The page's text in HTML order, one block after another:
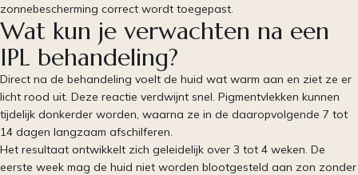
zonnebescherming correct wordt toegepast.
Wat kun je verwachten na een
IPL behandeling?
Direct na de behandeling voelt de huid wat warm aan en ziet ze er
licht rood uit. Deze reactie verdwijnt snel. Pigmentvlekken kunnen
tijdelijk donkerder worden, waarna ze in de daaropvolgende 7 tot
14 dagen langzaam afschilferen.
Het resultaat ontwikkelt zich geleidelijk over 3 tot 4 weken. De
eerste week mag de huid niet worden blootgesteld aan zon zonder